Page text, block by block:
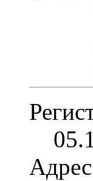
Адрес